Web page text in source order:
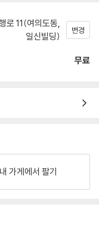
로 11(여의도동,
일신빌딩)
변경
무료
내 가게에서 팔기